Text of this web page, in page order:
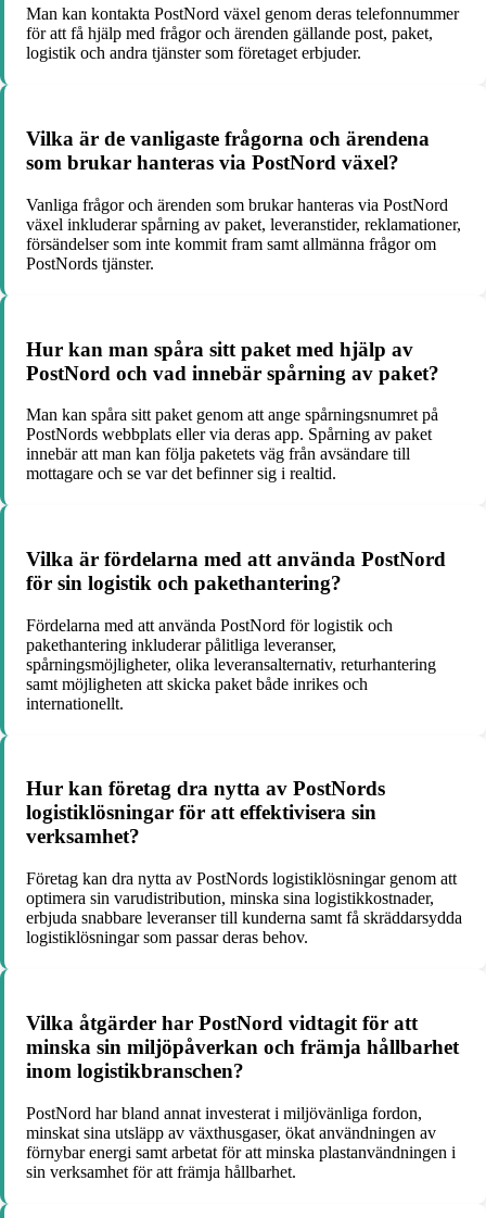
Man kan kontakta PostNord växel genom deras telefonnummer
för att få hjälp med frågor och ärenden gällande post, paket,
logistik och andra tjänster som företaget erbjuder.
Vilka är de vanligaste frågorna och ärendena
som brukar hanteras via PostNord växel?
Vanliga frågor och ärenden som brukar hanteras via PostNord
växel inkluderar spårning av paket, leveranstider, reklamationer,
försändelser som inte kommit fram samt allmänna frågor om
PostNords tjänster.
Hur kan man spåra sitt paket med hjälp av
PostNord och vad innebär spårning av paket?
Man kan spåra sitt paket genom att ange spårningsnumret på
PostNords webbplats eller via deras app. Spårning av paket
innebär att man kan följa paketets väg från avsändare till
mottagare och se var det befinner sig i realtid.
Vilka är fördelarna med att använda PostNord
för sin logistik och pakethantering?
Fördelarna med att använda PostNord för logistik och
pakethantering inkluderar pålitliga leveranser,
spårningsmöjligheter, olika leveransalternativ, returhantering
samt möjligheten att skicka paket både inrikes och
internationellt.
Hur kan företag dra nytta av PostNords
logistiklösningar för att effektivisera sin
verksamhet?
Företag kan dra nytta av PostNords logistiklösningar genom att
optimera sin varudistribution, minska sina logistikkostnader,
erbjuda snabbare leveranser till kunderna samt få skräddarsydda
logistiklösningar som passar deras behov.
Vilka åtgärder har PostNord vidtagit för att
minska sin miljöpåverkan och främja hållbarhet
inom logistikbranschen?
PostNord har bland annat investerat i miljövänliga fordon,
minskat sina utsläpp av växthusgaser, ökat användningen av
förnybar energi samt arbetat för att minska plastanvändningen i
sin verksamhet för att främja hållbarhet.